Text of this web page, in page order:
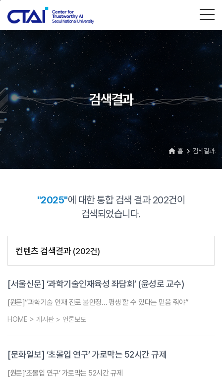
검색결과
home 홈 navigate_next 검색결과
"2025"에 대한 통합 검색 결과202건이
검색되었습니다.
컨텐츠 검색결과 (202건)
[서울신문] ‘과학기술인재육성 좌담회’ (윤성로 교수)
[원문]“과학기술 인재 진로 불안정… 평생 할 수 있다는 믿음 줘야”
HOME > 게시판 > 언론보도
[문화일보] ‘초몰입 연구’ 가로막는 52시간 규제
[원문]‘초몰입 연구’ 가로막는 52시간 규제